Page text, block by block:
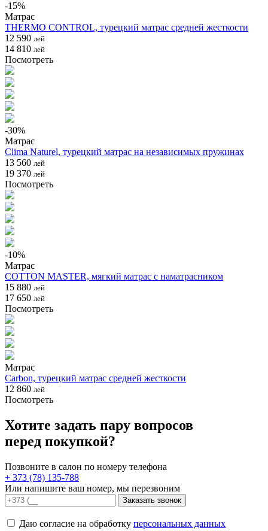
-15%
Матрас
THERMO CONTROL, турецкий матрас средней жесткости
12 590 лей
14 810 лей
Посмотреть
-30%
Матрас
Clima Naturel, турецкий матрас на независимых пружинах
13 560 лей
19 370 лей
Посмотреть
-10%
Матрас
COTTON MASTER, мягкий матрас с наматрасником
15 880 лей
17 650 лей
Посмотреть
Матрас
Carbon, турецкий матрас средней жесткости
12 860 лей
Посмотреть
Хотите задать пару вопросов
перед покупкой?
Позвоните в салон по номеру телефона
+ 373 (78) 135-788
Или напишите ваш номер, мы перезвоним
Заказать звонок
Даю согласие на обработку персональных данных